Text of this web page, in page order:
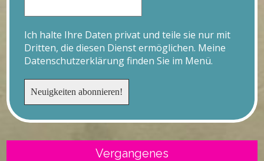
Ich halte Ihre Daten privat und teile sie nur mit
Dritten, die diesen Dienst ermöglichen. Meine
Datenschutzerklärung finden Sie im Menü.
Vergangenes